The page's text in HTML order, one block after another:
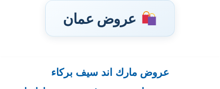
عروض عمان
عروض مارك اند سيف بركاء